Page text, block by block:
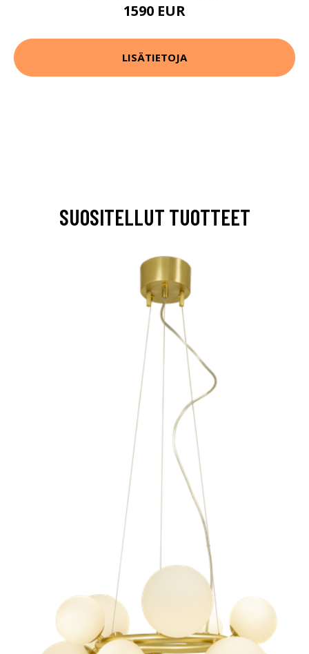
1590 EUR
LISÄTIETOJA
SUOSITELLUT TUOTTEET